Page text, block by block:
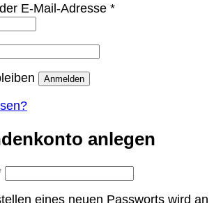
E-Mail-Adresse *Erforderlich
Anmelden
anlegen
Erforderlich
eines neuen Passworts wird an